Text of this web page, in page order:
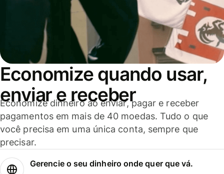
Economize quando usar,
enviar e receber
Economize dinheiro ao enviar, pagar e receber
pagamentos em mais de 40 moedas. Tudo o que
você precisa em uma única conta, sempre que
precisar.
Gerencie o seu dinheiro onde quer que vá.